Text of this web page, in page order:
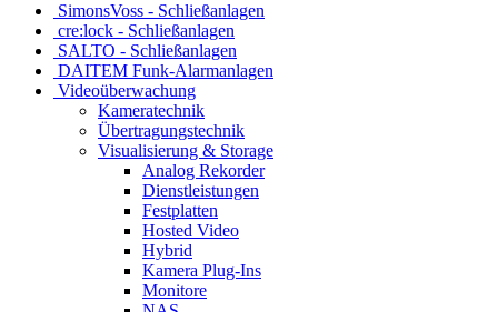
SimonsVoss - Schließanlagen
cre:lock - Schließanlagen
SALTO - Schließanlagen
DAITEM Funk-Alarmanlagen
Videoüberwachung
Kameratechnik
Übertragungstechnik
Visualisierung & Storage
Analog Rekorder
Dienstleistungen
Festplatten
Hosted Video
Hybrid
Kamera Plug-Ins
Monitore